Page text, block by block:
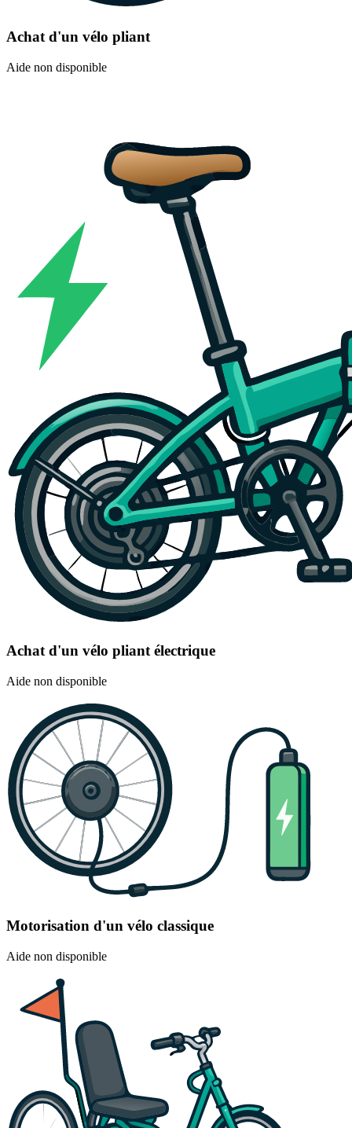
Achat d'un vélo pliant
Aide non disponible
Achat d'un vélo pliant électrique
Aide non disponible
Motorisation d'un vélo classique
Aide non disponible